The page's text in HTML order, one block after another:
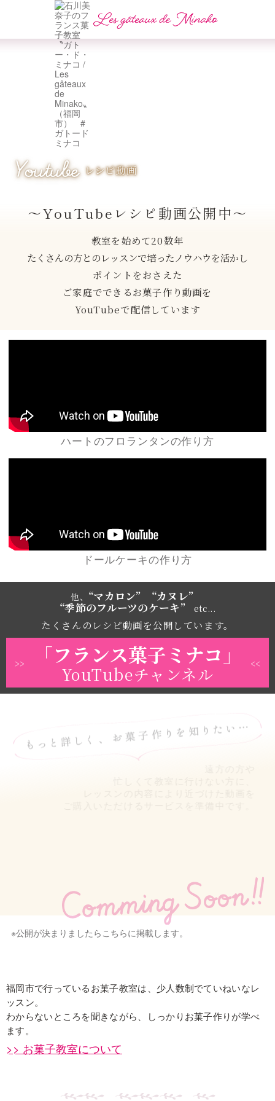
〜YouTubeレシピ動画公開中〜
教室を始めて20数年
たくさんの方とのレッスンで培ったノウハウを活かし
ポイントをおさえた
ご家庭でできるお菓子作り動画を
YouTubeで配信しています
ハートのフロランタンの作り方
ドールケーキの作り方
他、 “マカロン” “カヌレ”
“季節のフルーツのケーキ”etc...
たくさんのレシピ動画を公開しています。
>> 「フランス菓子ミナコ」
YouTubeチャンネル <<
※公開が決まりましたらこちらに掲載します。
福岡市で行っているお菓子教室は、少人数制でていねいなレ
ッスン。
わからないところを聞きながら、しっかりお菓子作りが学べ
ます。
>> お菓子教室について